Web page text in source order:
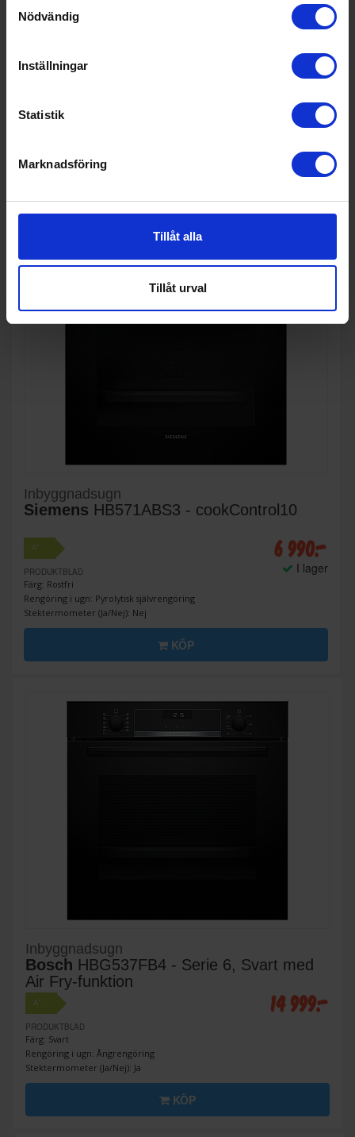
Nödvändig
Inställningar
Statistik
Marknadsföring
Tillåt alla
Tillåt urval
PRODUKTBLAD
Stektermometer (Ja/Nej): Nej
Inbyggnadsugn
Siemens HB571ABS3 - cookControl10
A+
PRODUKTBLAD
Färg: Rostfri
Rengöring i ugn: Pyrolytisk självrengöring
Stektermometer (Ja/Nej): Nej
6 990:-
I lager
KÖP
Inbyggnadsugn
Bosch HBG537FB4 - Serie 6, Svart med
Air Fry-funktion
A+
PRODUKTBLAD
Färg: Svart
Rengöring i ugn: Ångrengöring
Stektermometer (Ja/Nej): Ja
14 999:-
KÖP